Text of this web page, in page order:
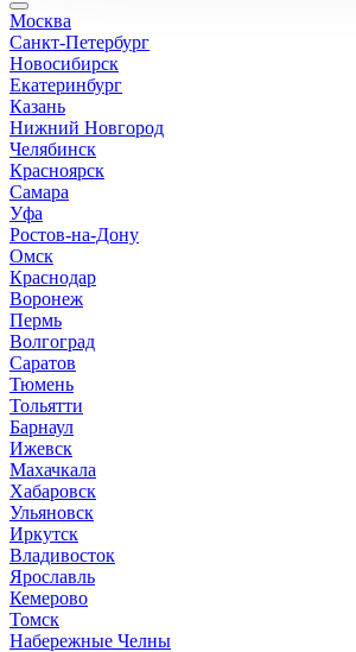
стеклоочистители
топливная система
тормозная система
трансмиссия
Москва
Санкт-Петербург
Новосибирск
Екатеринбург
Казань
Нижний Новгород
Челябинск
Красноярск
Самара
Уфа
Ростов-на-Дону
Омск
Краснодар
Воронеж
Пермь
Волгоград
Саратов
Тюмень
Тольятти
Барнаул
Ижевск
Махачкала
Хабаровск
Ульяновск
Иркутск
Владивосток
Ярославль
Кемерово
Томск
Набережные Челны